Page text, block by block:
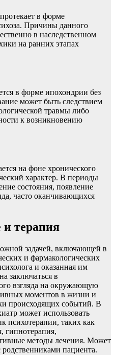
в форме
Причины данного
в наследственном
на ранних этапах
в форме ипохондрии без
может быть следствием
травмы либо
к возникновению
на фоне хронического
характер. В периоды
состояния, появление
часто оканчивающихся
и терапия
задачей, включающей в
и фармакологических
и оказанная им
заключаться в
взгляда на окружающую
моментов в жизни и
происходящих событий. В
может использовать
психотерапии, таких как
гипнотерапия,
методы лечения. Может
родственниками пациента.